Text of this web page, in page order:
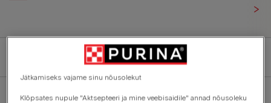
Filtreeri
Jätkamiseks vajame sinu nõusolekut
Klõpsates nupule "Aktsepteeri ja mine veebisaidile" annad nõusoleku